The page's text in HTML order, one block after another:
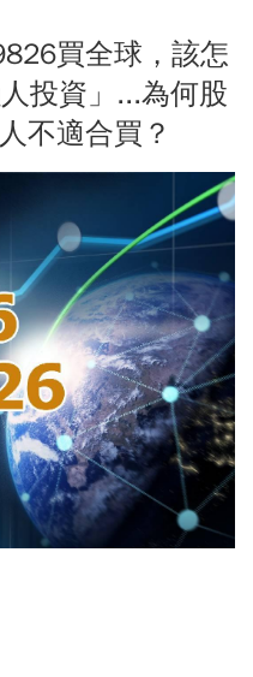
買全球，該怎
投資」...為何股
不適合買？